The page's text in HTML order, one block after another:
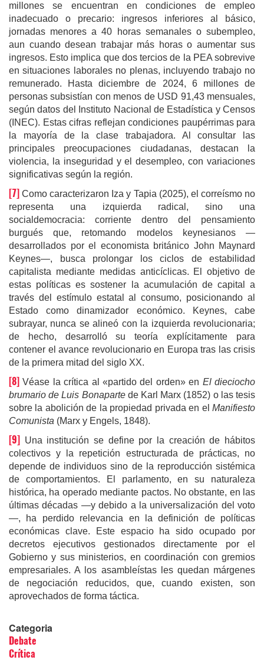
millones se encuentran en condiciones de empleo
inadecuado o precario: ingresos inferiores al básico,
jornadas menores a 40 horas semanales o subempleo,
aun cuando desean trabajar más horas o aumentar sus
ingresos. Esto implica que dos tercios de la PEA sobrevive
en situaciones laborales no plenas, incluyendo trabajo no
remunerado. Hasta diciembre de 2024, 6 millones de
personas subsistían con menos de USD 91,43 mensuales,
según datos del Instituto Nacional de Estadística y Censos
(INEC). Estas cifras reflejan condiciones paupérrimas para
la mayoría de la clase trabajadora. Al consultar las
principales preocupaciones ciudadanas, destacan la
violencia, la inseguridad y el desempleo, con variaciones
significativas según la región.
[7] Como caracterizaron Iza y Tapia (2025), el correísmo no
representa una izquierda radical, sino una
socialdemocracia: corriente dentro del pensamiento
burgués que, retomando modelos keynesianos —
desarrollados por el economista británico John Maynard
Keynes—, busca prolongar los ciclos de estabilidad
capitalista mediante medidas anticíclicas. El objetivo de
estas políticas es sostener la acumulación de capital a
través del estímulo estatal al consumo, posicionando al
Estado como dinamizador económico. Keynes, cabe
subrayar, nunca se alineó con la izquierda revolucionaria;
de hecho, desarrolló su teoría explícitamente para
contener el avance revolucionario en Europa tras las crisis
de la primera mitad del siglo XX.
[8] Véase la crítica al «partido del orden» en El dieciocho
brumario de Luis Bonapartede Karl Marx (1852) o las tesis
sobre la abolición de la propiedad privada en el Manifiesto
Comunista (Marx y Engels, 1848).
[9]
Una institución se define por la creación de hábitos
colectivos y la repetición estructurada de prácticas, no
depende de individuos sino de la reproducción sistémica
de comportamientos. El parlamento, en su naturaleza
histórica, ha operado mediante pactos. No obstante, en las
últimas décadas —y debido a la universalización del voto
—, ha perdido relevancia en la definición de políticas
económicas clave. Este espacio ha sido ocupado por
decretos ejecutivos gestionados directamente por el
Gobierno y sus ministerios, en coordinación con gremios
empresariales. A los asambleístas les quedan márgenes
de negociación reducidos, que, cuando existen, son
aprovechados de forma táctica.
Categoria
Debate
Crítica